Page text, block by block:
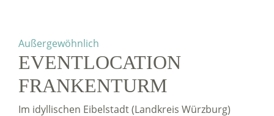
Außergewöhnlich
EVENTLOCATION
FRANKENTURM
Im idyllischen Eibelstadt (Landkreis Würzburg)